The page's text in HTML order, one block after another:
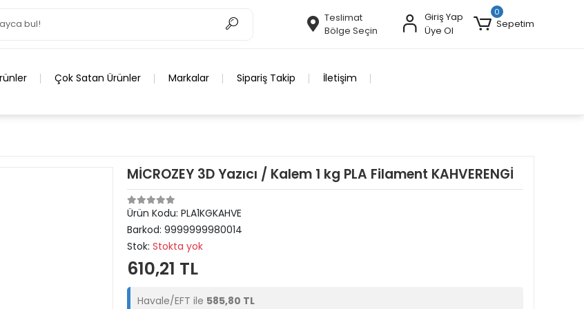
Teslimat
Bölge Seçin
Giriş Yap
Üye Ol
0
Sepetim
Çok Satan Ürünler Markalar Sipariş Takip İletişim
MİCROZEY 3D Yazıcı / Kalem 1 kg PLA Filament KAHVERENGİ
Ürün Kodu: PLA1KGKAHVE
Barkod: 9999999980014
Stok: Stokta yok
610,21 TL
Havale/EFT ile 585,80 TL